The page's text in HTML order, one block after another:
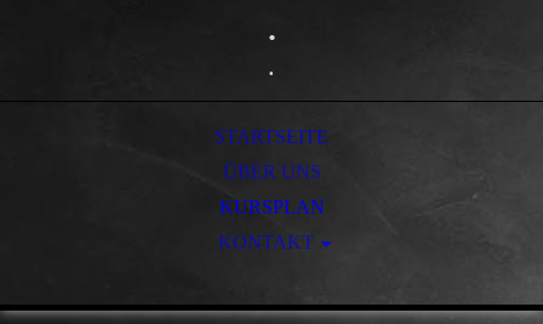
.
.
STARTSEITE
ÜBER UNS
KURSPLAN
KONTAKT